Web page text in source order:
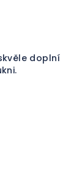
doplní